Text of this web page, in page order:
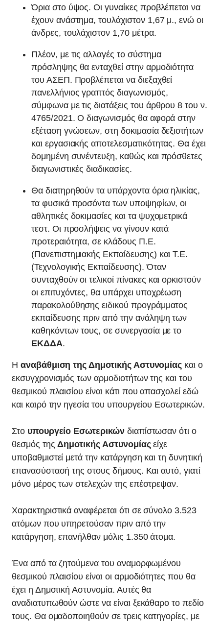
Όρια στο ύψος. Οι γυναίκες προβλέπεται να
έχουν ανάστημα, τουλάχιστον 1,67 μ., ενώ οι
άνδρες, τουλάχιστον 1,70 μέτρα.
Πλέον, με τις αλλαγές το σύστημα
πρόσληψης θα ενταχθεί στην αρμοδιότητα
του ΑΣΕΠ. Προβλέπεται να διεξαχθεί
πανελλήνιος γραπτός διαγωνισμός,
σύμφωνα με τις διατάξεις του άρθρου 8 του ν.
4765/2021. Ο διαγωνισμός θα αφορά στην
εξέταση γνώσεων, στη δοκιμασία δεξιοτήτων
και εργασιακής αποτελεσματικότητας. Θα έχει
δομημένη συνέντευξη, καθώς και πρόσθετες
διαγωνιστικές διαδικασίες.
Θα διατηρηθούν τα υπάρχοντα όρια ηλικίας,
τα φυσικά προσόντα των υποψηφίων, οι
αθλητικές δοκιμασίες και τα ψυχομετρικά
τεστ. Oι προσλήψεις να γίνουν κατά
προτεραιότητα, σε κλάδους Π.Ε.
(Πανεπιστημιακής Εκπαίδευσης) και Τ.Ε.
(Τεχνολογικής Εκπαίδευσης). Όταν
συνταχθούν οι τελικοί πίνακες και ορκιστούν
οι επιτυχόντες, θα υπάρχει υποχρέωση
παρακολούθησης ειδικού προγράμματος
εκπαίδευσης πριν από την ανάληψη των
καθηκόντων τους, σε συνεργασία με το
ΕΚΔΔΑ.
Η αναβάθμιση της Δημοτικής Αστυνομίας και ο
εκσυγχρονισμός των αρμοδιοτήτων της και του
θεσμικού πλαισίου είναι κάτι που απασχολεί εδώ
και καιρό την ηγεσία του υπουργείου Εσωτερικών.
Στουπουργείο Εσωτερικώνδιαπίστωσαν ότι ο
θεσμός τηςΔημοτικής Αστυνομίαςείχε
υποβαθμιστεί μετά την κατάργηση και τη δυνητική
επανασύστασή της στους δήμους. Και αυτό, γιατί
μόνο μέρος των στελεχών της επέστρεψαν.
Χαρακτηριστικά αναφέρεται ότι σε σύνολο 3.523
ατόμων που υπηρετούσαν πριν από την
κατάργηση, επανήλθαν μόλις 1.350 άτομα.
Ένα από τα ζητούμενα του αναμορφωμένου
θεσμικού πλαισίου είναι οι αρμοδιότητες που θα
έχει η Δημοτική Αστυνομία. Αυτές θα
αναδιατυπωθούν ώστε να είναι ξεκάθαρο το πεδίο
τους. Θα ομαδοποιηθούν σε τρεις κατηγορίες, με